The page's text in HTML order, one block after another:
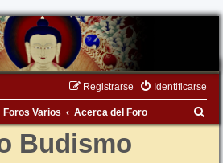
Identificarse
Registrarse
Foros Varios Acerca del Foro
Budismo